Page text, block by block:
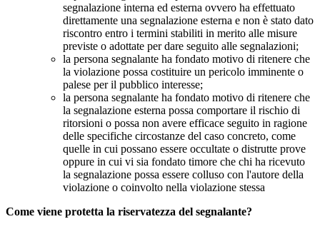
segnalazione interna ed esterna ovvero ha effettuato
direttamente una segnalazione esterna e non è stato dato
riscontro entro i termini stabiliti in merito alle misure
previste o adottate per dare seguito alle segnalazioni;
la persona segnalante ha fondato motivo di ritenere che
la violazione possa costituire un pericolo imminente o
palese per il pubblico interesse;
la persona segnalante ha fondato motivo di ritenere che
la segnalazione esterna possa comportare il rischio di
ritorsioni o possa non avere efficace seguito in ragione
delle specifiche circostanze del caso concreto, come
quelle in cui possano essere occultate o distrutte prove
oppure in cui vi sia fondato timore che chi ha ricevuto
la segnalazione possa essere colluso con l'autore della
violazione o coinvolto nella violazione stessa
Come viene protetta la riservatezza del segnalante?